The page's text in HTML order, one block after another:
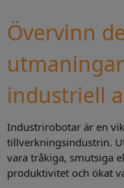
Övervinn
industriell
Industrirobotar är en
tillverkningsindustrin.
vara tråkiga, smutsiga
produktivitet och ökat